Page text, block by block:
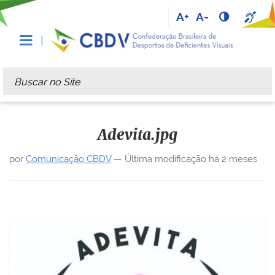
A+ A-
Busca
Busca Avançada…
Adevita.jpg
por Comunicação CBDV— Última modificação há 2 meses